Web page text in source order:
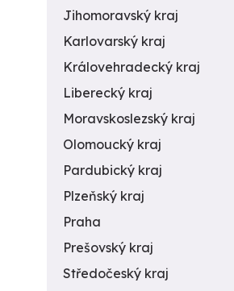
Jihomoravský kraj
Karlovarský kraj
Královehradecký kraj
Liberecký kraj
Moravskoslezský kraj
Olomoucký kraj
Pardubický kraj
Plzeňský kraj
Praha
Prešovský kraj
Středočeský kraj